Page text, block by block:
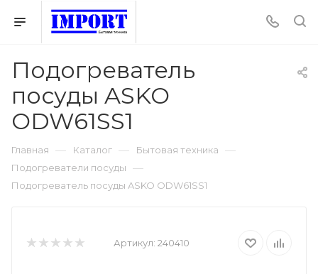
Подогреватель
посуды ASKO
ODW61SS1
Главная — Каталог — Бытовая техника —
Подогреватели посуды —
Подогреватель посуды ASKO ODW61SS1
Артикул: 240410